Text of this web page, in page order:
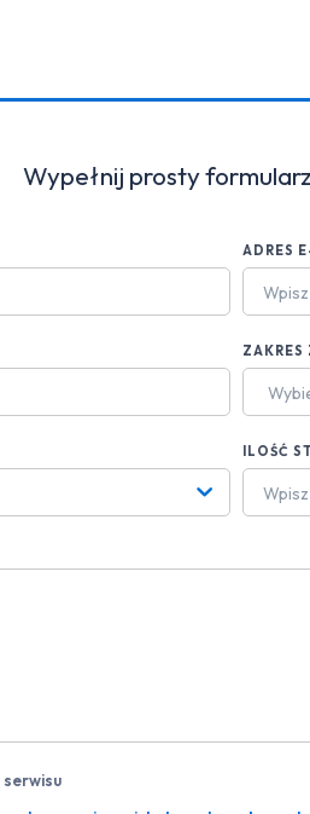
Wypełnij prosty
ADRES
ZAKRES
ILOŚĆ
serwisu